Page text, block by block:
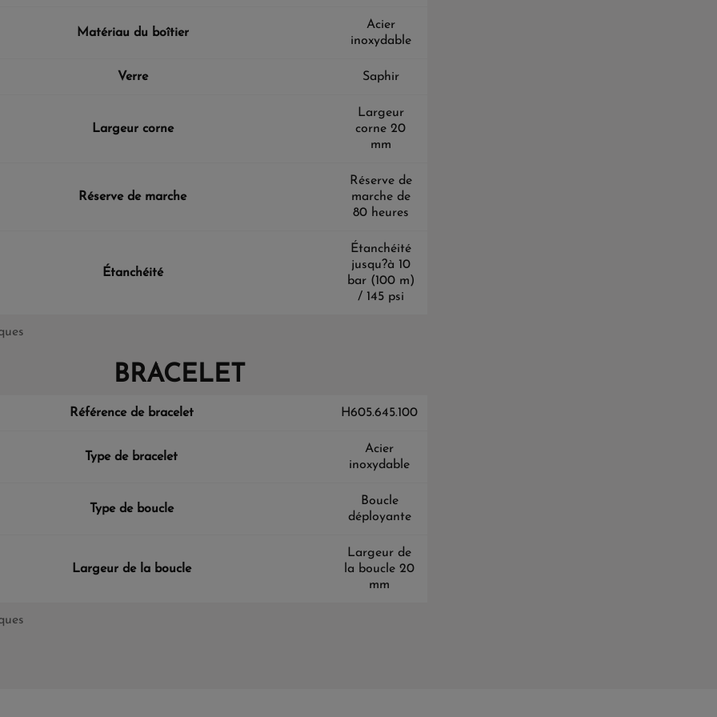
Matériau du boîtier
Acier
inoxydable
Verre Saphir
Largeur corne
Largeur
corne 20
mm
Réserve de marche
Réserve de
marche de
80 heures
Étanchéité
Étanchéité
jusqu?à 10
bar (100 m)
/ 145 psi
BRACELET
Référence de bracelet H605.645.100
Type de bracelet
Acier
inoxydable
Type de boucle
Boucle
déployante
Largeur de la boucle
Largeur de
la boucle 20
mm